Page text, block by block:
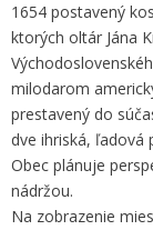
1654 postavený
ktorých oltár Jána
milodarom
prestavený do
dve ihriská, ľadová
Obec plánuje
nádržou.
Na zobrazenie